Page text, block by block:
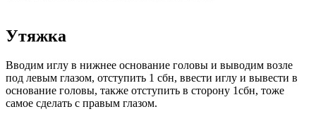
Утяжка
Вводим иглу в нижнее основание головы и выводим возле
под левым глазом, отступить 1 сбн, ввести иглу и вывести в
основание головы, также отступить в сторону 1сбн, тоже
самое сделать с правым глазом.